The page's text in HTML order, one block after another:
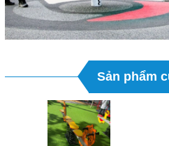
Sản phẩm